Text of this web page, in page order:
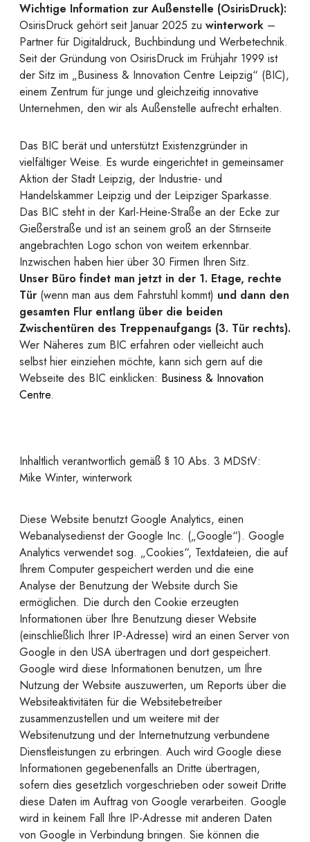
Wichtige Information zur Außenstelle (OsirisDruck):
OsirisDruck gehört seit Januar 2025 zu winterwork –
Partner für Digitaldruck, Buchbindung und Werbetechnik.
Seit der Gründung von OsirisDruck im Frühjahr 1999 ist
der Sitz im „Business & Innovation Centre Leipzig“ (BIC),
einem Zentrum für junge und gleichzeitig innovative
Unternehmen, den wir als Außenstelle aufrecht erhalten.
Das BIC berät und unterstützt Existenzgründer in
vielfältiger Weise. Es wurde eingerichtet in gemeinsamer
Aktion der Stadt Leipzig, der Industrie- und
Handelskammer Leipzig und der Leipziger Sparkasse.
Das BIC steht in der Karl-Heine-Straße an der Ecke zur
Gießerstraße und ist an seinem groß an der Stirnseite
angebrachten Logo schon von weitem erkennbar.
Inzwischen haben hier über 30 Firmen Ihren Sitz.
Unser Büro findet man jetzt in der 1. Etage, rechte
Tür (wenn man aus dem Fahrstuhl kommt) und dann den
gesamten Flur entlang über die beiden
Zwischentüren des Treppenaufgangs (3. Tür rechts).
Wer Näheres zum BIC erfahren oder vielleicht auch
selbst hier einziehen möchte, kann sich gern auf die
Webseite des BIC einklicken: Business & Innovation
Centre.
Inhaltlich verantwortlich gemäß § 10 Abs. 3 MDStV:
Mike Winter, winterwork
Diese Website benutzt Google Analytics, einen
Webanalysedienst der Google Inc. („Google“). Google
Analytics verwendet sog. „Cookies“, Textdateien, die auf
Ihrem Computer gespeichert werden und die eine
Analyse der Benutzung der Website durch Sie
ermöglichen. Die durch den Cookie erzeugten
Informationen über Ihre Benutzung dieser Website
(einschließlich Ihrer IP-Adresse) wird an einen Server von
Google in den USA übertragen und dort gespeichert.
Google wird diese Informationen benutzen, um Ihre
Nutzung der Website auszuwerten, um Reports über die
Websiteaktivitäten für die Websitebetreiber
zusammenzustellen und um weitere mit der
Websitenutzung und der Internetnutzung verbundene
Dienstleistungen zu erbringen. Auch wird Google diese
Informationen gegebenenfalls an Dritte übertragen,
sofern dies gesetzlich vorgeschrieben oder soweit Dritte
diese Daten im Auftrag von Google verarbeiten. Google
wird in keinem Fall Ihre IP-Adresse mit anderen Daten
von Google in Verbindung bringen. Sie können die